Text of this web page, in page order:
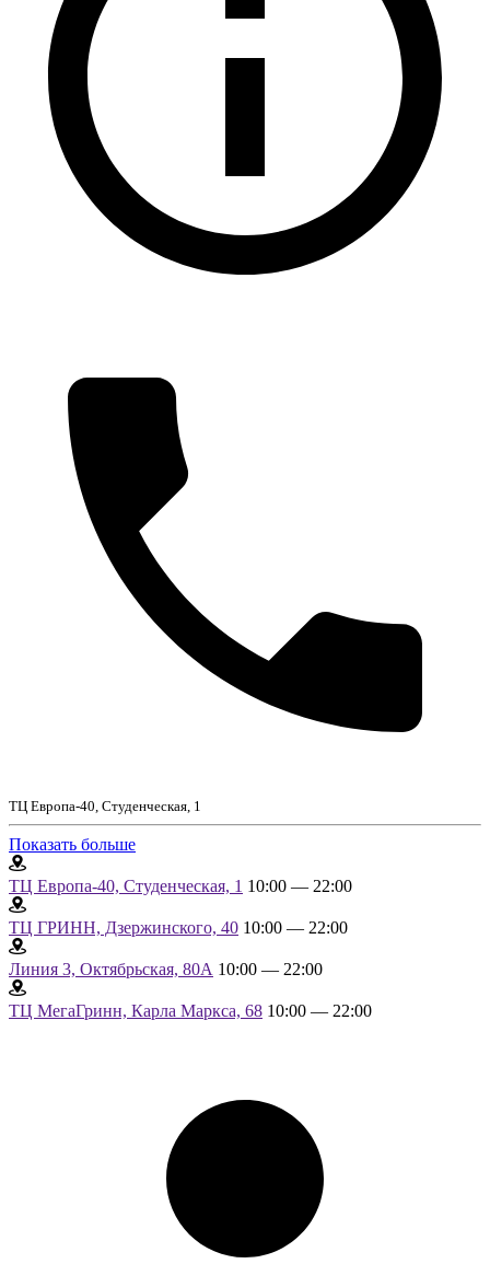
ТЦ Европа-40, Студенческая, 1
Показать больше
ТЦ Европа-40, Студенческая, 1 10:00 — 22:00
ТЦ ГРИНН, Дзержинского, 40 10:00 — 22:00
Линия 3, Октябрьская, 80А 10:00 — 22:00
ТЦ МегаГринн, Карла Маркса, 68 10:00 — 22:00